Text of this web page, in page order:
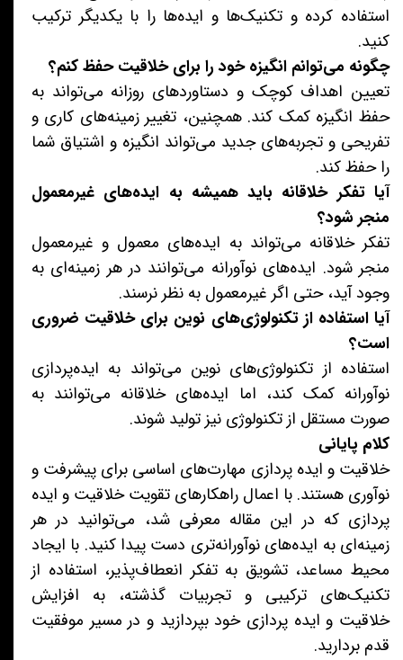
استفاده کرده و تکنیک‌ها و ایده‌ها را با یکدیگر ترکیب
کنید.
چگونه می‌توانم انگیزه خود را برای خلاقیت حفظ کنم؟
تعیین اهداف کوچک و دستاوردهای روزانه می‌تواند به
حفظ انگیزه کمک کند. همچنین، تغییر زمینه‌های کاری و
تفریحی و تجربه‌های جدید می‌تواند انگیزه و اشتیاق شما
را حفظ کند.
آیا تفکر خلاقانه باید همیشه به ایده‌های غیرمعمول
منجر شود؟
تفکر خلاقانه می‌تواند به ایده‌های معمول و غیرمعمول
منجر شود. ایده‌های نوآورانه می‌توانند در هر زمینه‌ای به
وجود آید، حتی اگر غیرمعمول به نظر نرسند.
آیا استفاده از تکنولوژی‌های نوین برای خلاقیت ضروری
است؟
استفاده از تکنولوژی‌های نوین می‌تواند به ایده‌پردازی
نوآورانه کمک کند، اما ایده‌های خلاقانه می‌توانند به
صورت مستقل از تکنولوژی نیز تولید شوند.
کلام پایانی
خلاقیت و ایده پردازی مهارت‌های اساسی برای پیشرفت و
نوآوری هستند. با اعمال راهکارهای تقویت خلاقیت و ایده
پردازی که در این مقاله معرفی شد، می‌توانید در هر
زمینه‌ای به ایده‌های نوآورانه‌تری دست پیدا کنید. با ایجاد
محیط مساعد، تشویق به تفکر انعطاف‌پذیر، استفاده از
تکنیک‌های ترکیبی و تجربیات گذشته، به افزایش
خلاقیت و ایده پردازی خود بپردازید و در مسیر موفقیت
قدم بردارید.